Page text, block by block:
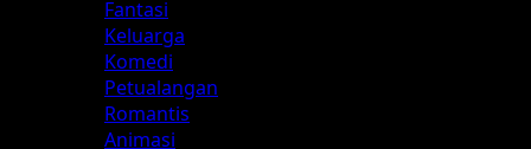
Fantasi
Keluarga
Komedi
Petualangan
Romantis
Animasi